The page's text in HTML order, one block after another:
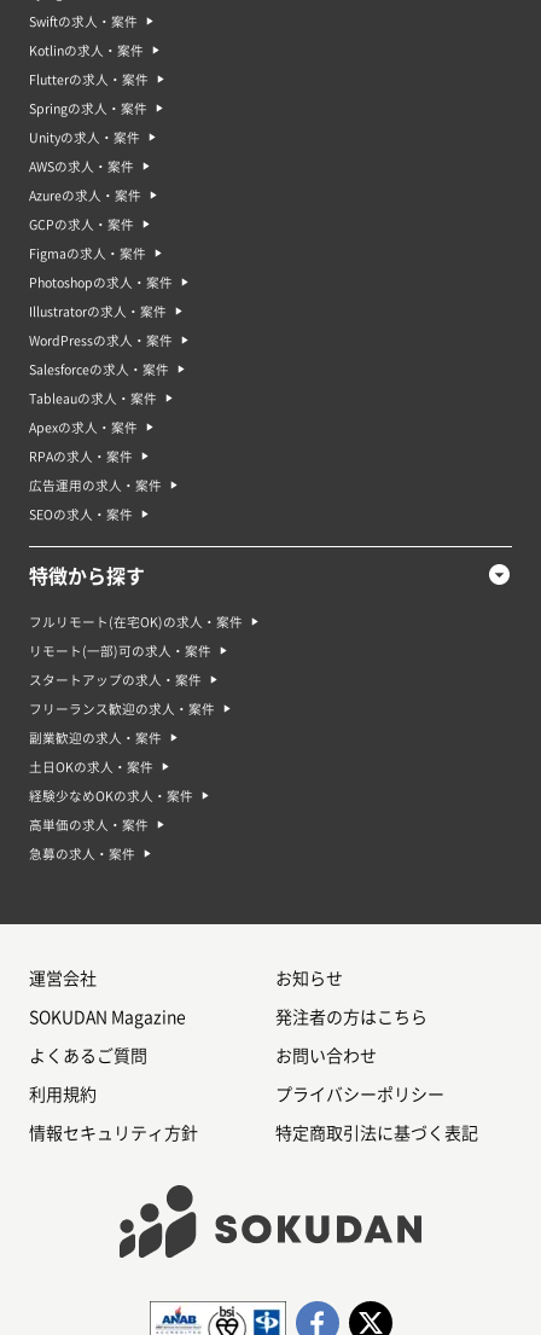
Swiftの求人・案件
Kotlinの求人・案件
Flutterの求人・案件
Springの求人・案件
Unityの求人・案件
AWSの求人・案件
Azureの求人・案件
GCPの求人・案件
Figmaの求人・案件
Photoshopの求人・案件
Illustratorの求人・案件
WordPressの求人・案件
Salesforceの求人・案件
Tableauの求人・案件
Apexの求人・案件
RPAの求人・案件
広告運用の求人・案件
SEOの求人・案件
特徴から探す
フルリモート(在宅OK)の求人・案件
リモート(一部)可の求人・案件
スタートアップの求人・案件
フリーランス歓迎の求人・案件
副業歓迎の求人・案件
土日OKの求人・案件
経験少なめOKの求人・案件
高単価の求人・案件
急募の求人・案件
運営会社 お知らせ
SOKUDAN Magazine 発注者の方はこちら
よくあるご質問 お問い合わせ
利用規約 プライバシーポリシー
情報セキュリティ方針 特定商取引法に基づく表記